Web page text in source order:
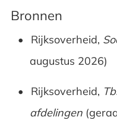
Bronnen
Rijksoverheid,
augustus 2026)
Rijksoverheid,
afdelingen